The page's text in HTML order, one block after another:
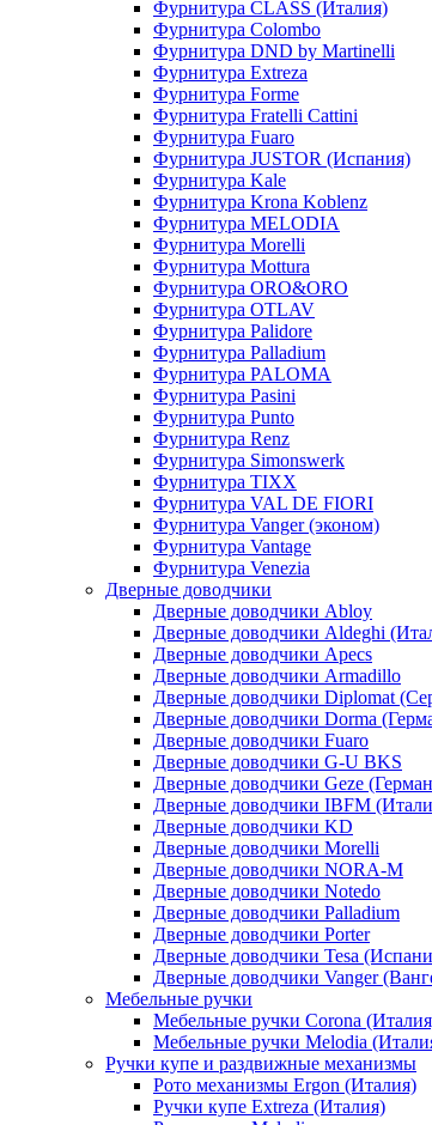
Фурнитура CLASS (Италия)
Фурнитура Colombo
Фурнитура DND by Martinelli
Фурнитура Extreza
Фурнитура Forme
Фурнитура Fratelli Cattini
Фурнитура Fuaro
Фурнитура JUSTOR (Испания)
Фурнитура Kale
Фурнитура Krona Koblenz
Фурнитура MELODIA
Фурнитура Morelli
Фурнитура Mottura
Фурнитура ORO&ORO
Фурнитура OTLAV
Фурнитура Palidore
Фурнитура Palladium
Фурнитура PALOMA
Фурнитура Pasini
Фурнитура Punto
Фурнитура Renz
Фурнитура Simonswerk
Фурнитура TIXX
Фурнитура VAL DE FIORI
Фурнитура Vanger (эконом)
Фурнитура Vantage
Фурнитура Venezia
Дверные доводчики
Дверные доводчики Abloy
Дверные доводчики Aldeghi
Дверные доводчики Apecs
Дверные доводчики Armadillo
Дверные доводчики Diplomat
Дверные доводчики Dorma
Дверные доводчики Fuaro
Дверные доводчики G-U BKS
Дверные доводчики Geze
Дверные доводчики IBFM
Дверные доводчики KD
Дверные доводчики Morelli
Дверные доводчики NORA-M
Дверные доводчики Notedo
Дверные доводчики Palladium
Дверные доводчики Porter
Дверные доводчики Tesa
Дверные доводчики Vanger
Мебельные ручки
Мебельные ручки Corona
Мебельные ручки Melodia
Ручки купе и раздвижные механизмы
Рото механизмы Ergon (Италия)
Ручки купе Extreza (Италия)